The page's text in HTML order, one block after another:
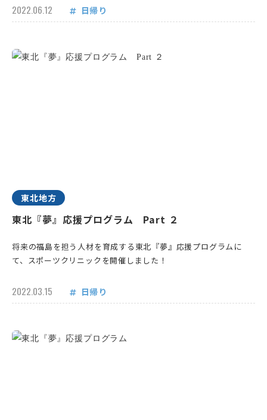
2022.06.12 日帰り
東北地方
東北『夢』応援プログラム Part ２
将来の福島を担う人材を育成する東北『夢』応援プログラムに
て、スポーツクリニックを開催しました！
2022.03.15 日帰り